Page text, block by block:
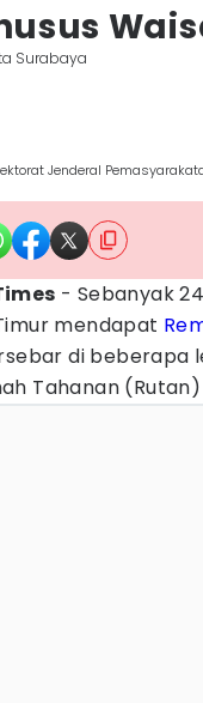
Surabaya
Jenderal
- Sebanyak
mendapat
di beberapa
Tahanan